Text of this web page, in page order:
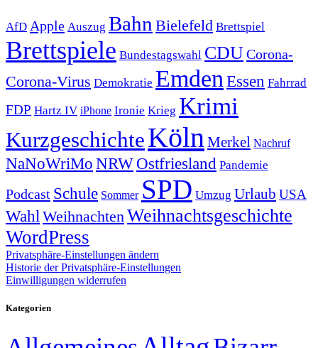
AfD Apple Auszug Bahn Bielefeld Brettspiel
Brettspiele Bundestagswahl CDUCorona-
Corona-Virus Demokratie Emden Essen Fahrrad
FDP Hartz IV iPhone Ironie Krieg Krimi
KurzgeschichteKölnMerkel Nachruf
NaNoWriMo NRWOstfriesland Pandemie
Podcast Schule Sommer SPD Umzug Urlaub USA
WahlWeihnachtenWeihnachtsgeschichte
WordPress
Privatsphäre-Einstellungen ändern
Historie der Privatsphäre-Einstellungen
Einwilligungen widerrufen
Kategorien